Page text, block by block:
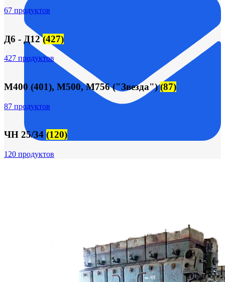
67 продуктов
Д6 - Д12(427)
427 продуктов
М400 (401), М500, М756 ("Звезда")(87)
87 продуктов
ЧН 25/34 (120)
120 продуктов